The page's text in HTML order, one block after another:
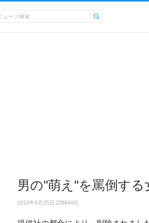
男の"萌え"を罵倒する
2010年5月25日 22時44分